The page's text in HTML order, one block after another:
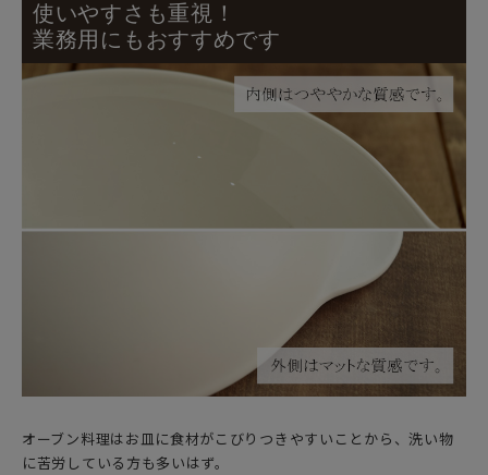
使いやすさも重視！
業務用にもおすすめです
オーブン料理はお皿に食材がこびりつきやすいことから、洗い物
に苦労している方も多いはず。